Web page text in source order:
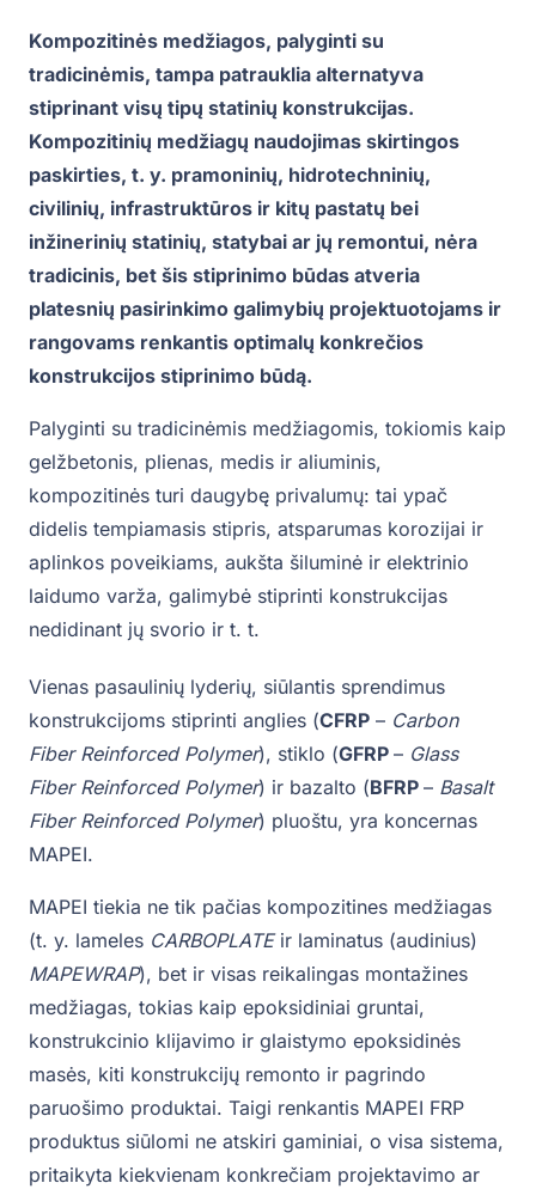
Kompozitinės medžiagos, palyginti su
tradicinėmis, tampa patrauklia alternatyva
stiprinant visų tipų statinių konstrukcijas.
Kompozitinių medžiagų naudojimas skirtingos
paskirties, t. y. pramoninių, hidrotechninių,
civilinių, infrastruktūros ir kitų pastatų bei
inžinerinių statinių, statybai ar jų remontui, nėra
tradicinis, bet šis stiprinimo būdas atveria
platesnių pasirinkimo galimybių projektuotojams ir
rangovams renkantis optimalų konkrečios
konstrukcijos stiprinimo būdą.
Palyginti su tradicinėmis medžiagomis, tokiomis kaip
gelžbetonis, plienas, medis ir aliuminis,
kompozitinės turi daugybę privalumų: tai ypač
didelis tempiamasis stipris, atsparumas korozijai ir
aplinkos poveikiams, aukšta šiluminė ir elektrinio
laidumo varža, galimybė stiprinti konstrukcijas
nedidinant jų svorio ir t. t.
Vienas pasaulinių lyderių, siūlantis sprendimus
konstrukcijoms stiprinti anglies (CFRP – Carbon
Fiber Reinforced Polymer), stiklo (GFRP – Glass
Fiber Reinforced Polymer) ir bazalto (BFRP – Basalt
Fiber Reinforced Polymer) pluoštu, yra koncernas
MAPEI.
MAPEI tiekia ne tik pačias kompozitines medžiagas
(t. y. lameles CARBOPLATEir laminatus (audinius)
MAPEWRAP), bet ir visas reikalingas montažines
medžiagas, tokias kaip epoksidiniai gruntai,
konstrukcinio klijavimo ir glaistymo epoksidinės
masės, kiti konstrukcijų remonto ir pagrindo
paruošimo produktai. Taigi renkantis MAPEI FRP
produktus siūlomi ne atskiri gaminiai, o visa sistema,
pritaikyta kiekvienam konkrečiam projektavimo ar